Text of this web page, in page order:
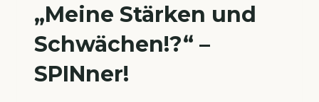
„Meine Stärken und
Schwächen!?“ –
SPINner!